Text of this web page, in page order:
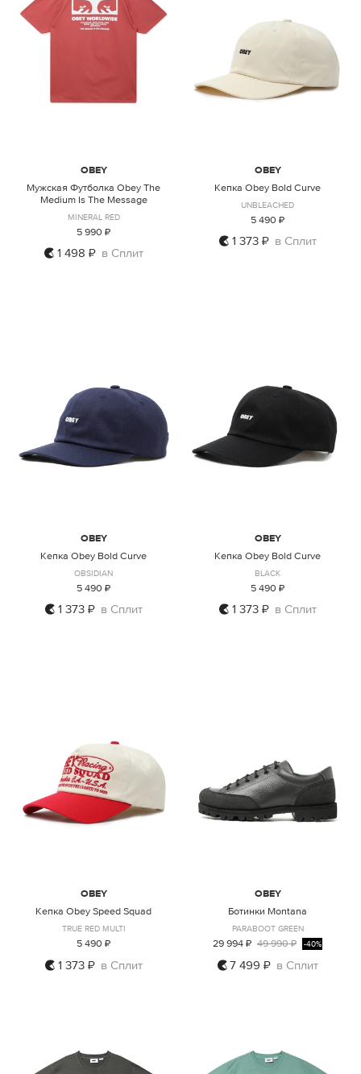
S M L XL XXL
OBEY
Мужская Футболка Obey The
Medium Is The Message
MINERAL RED
5 990 ₽
1 498 ₽ в Сплит
OBEY
Кепка Obey Bold Curve
UNBLEACHED
5 490 ₽
1 373 ₽ в Сплит
ONE SIZE
OBEY
Кепка Obey Bold Curve
OBSIDIAN
5 490 ₽
1 373 ₽ в Сплит ONE SIZE
OBEY
Кепка Obey Bold Curve
BLACK
5 490 ₽
1 373 ₽ в Сплит
ONE SIZE
OBEY
Кепка Obey Speed Squad
TRUE RED MULTI
5 490 ₽
1 373 ₽ в Сплит 41 44 45
OBEY
Ботинки Montana
PARABOOT GREEN
29 994 ₽ 49 990 ₽ -40%
7 499 ₽ в Сплит